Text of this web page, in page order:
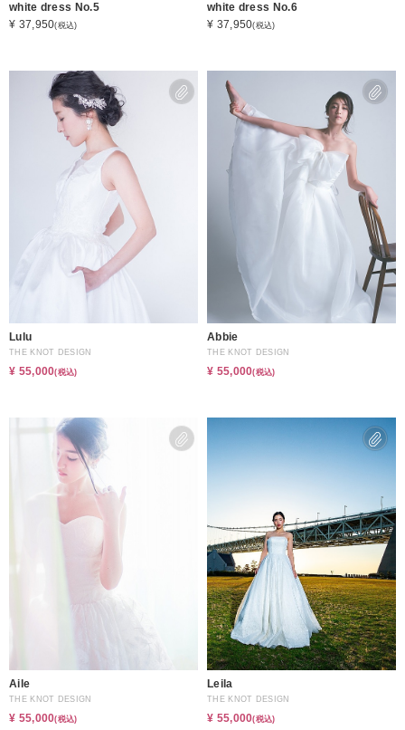
white dress No.5
¥ 37,950(税込)
white dress No.6
¥ 37,950(税込)
Lulu
THE KNOT DESIGN
¥ 55,000(税込)
Abbie
THE KNOT DESIGN
¥ 55,000(税込)
Aile
THE KNOT DESIGN
¥ 55,000(税込)
Leila
THE KNOT DESIGN
¥ 55,000(税込)